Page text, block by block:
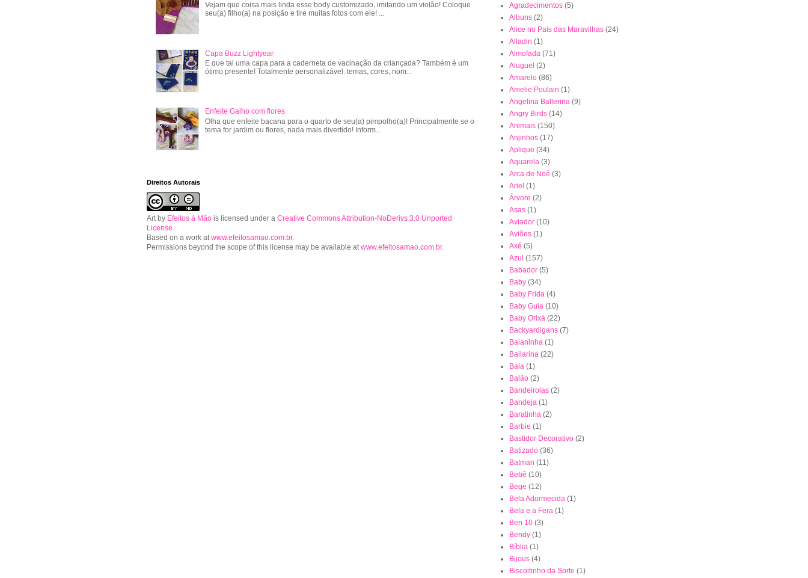
Vejam que coisa mais linda esse body customizado, imitando um violão! Coloque
seu(a) filho(a) na posição e tire muitas fotos com ele! ...
Capa Buzz Lightyear
E que tal uma capa para a caderneta de vacinação da criançada? Também é um
ótimo presente! Totalmente personalizável: temas, cores, nom...
Enfeite Galho com flores
Olha que enfeite bacana para o quarto de seu(a) pimpolho(a)! Principalmente se o
tema for jardim ou flores, nada mais divertido! Inform...
Direitos Autorais
Art by Efeitos à Mão is licensed under a Creative Commons Attribution-NoDerivs 3.0 Unported
License
Based on a work at www.efeitosamao.com.br.
Permissions beyond the scope of this license may be available at www.efeitosamao.com.br.
Agradecimentos (5)
Albuns (2)
Alice no País das Maravilhas (24)
Alladin (1)
Almofada (71)
Aluguel (2)
Amarelo (86)
Amelie Poulain (1)
Angelina Ballerina (9)
Angry Birds (14)
Animais (150)
Anjinhos (17)
Aplique (34)
Aquarela (3)
Arca de Noé (3)
Ariel (1)
Árvore (2)
Asas (1)
Aviador (10)
Aviões (1)
Axé (5)
Azul (157)
Babador (5)
Baby (34)
Baby Frida (4)
Baby Guia (10)
Baby Orixá (22)
Backyardigans (7)
Baianinha (1)
Bailarina (22)
Bala (1)
Balão (2)
Bandeirolas (2)
Bandeja (1)
Baratinha (2)
Barbie (1)
Bastidor Decorativo (2)
Batizado (36)
Batman (11)
Bebê (10)
Bege (12)
Bela Adormecida (1)
Bela e a Fera (1)
Ben 10 (3)
Bendy (1)
Bíblia (1)
Bijous (4)
Biscoitinho da Sorte (1)